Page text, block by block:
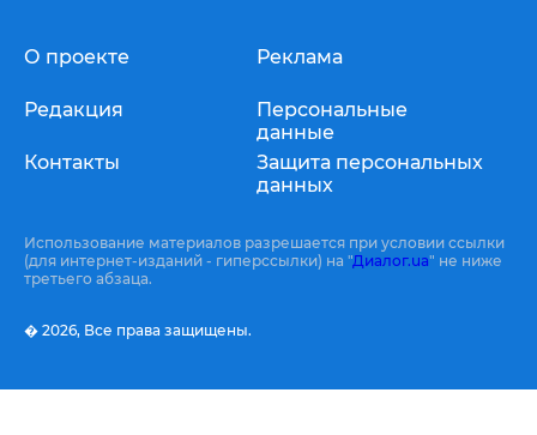
О проекте
Редакция
Контакты
Реклама
Персональные
данные
Защита персональных
данных
Использование материалов разрешается при условии ссылки
(для интернет-изданий - гиперссылки) на "Диалог.ua" не ниже
третьего абзаца.
� 2026, Все права защищены.